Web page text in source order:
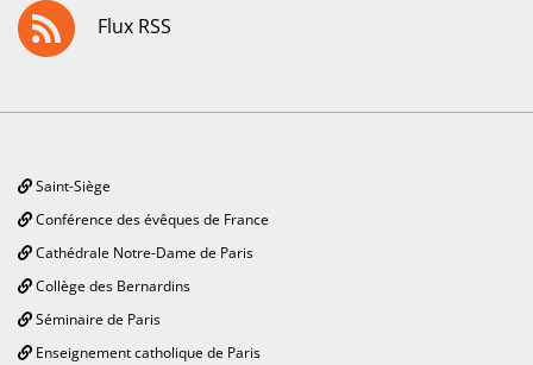
Flux RSS
Saint-Siège
Conférence des évêques de France
Cathédrale Notre-Dame de Paris
Collège des Bernardins
Séminaire de Paris
Enseignement catholique de Paris